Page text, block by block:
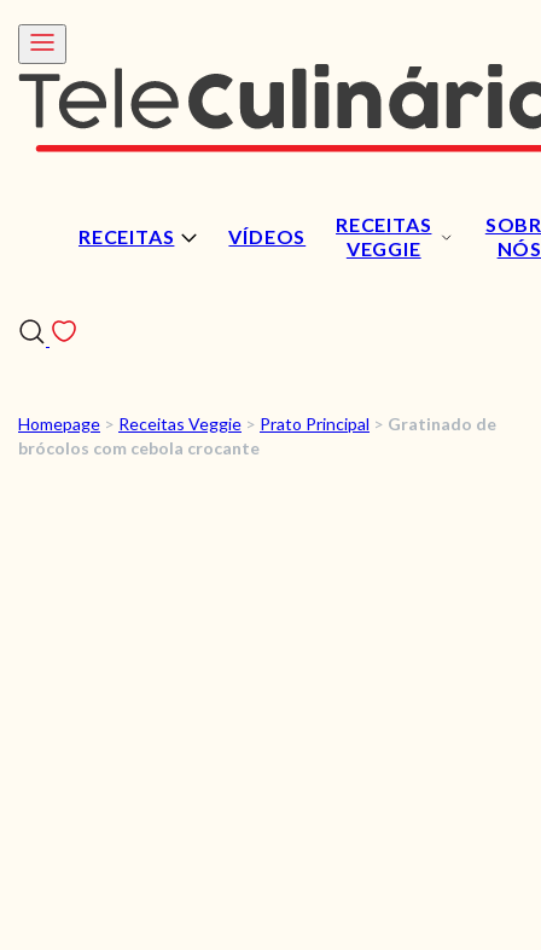
RECEITAS VÍDEOS
RECEITAS
VEGGIE
NÓS
RECEITAS
Homepage > Receitas Veggie > Prato Principal > Gratinado de
brócolos com cebola crocante